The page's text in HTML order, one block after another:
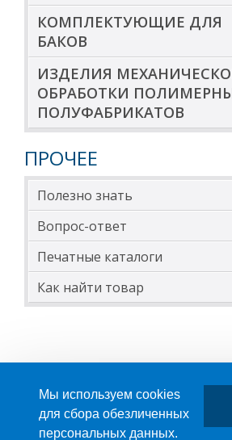
КОМПЛЕКТУЮЩИЕ ДЛЯ
БАКОВ
ИЗДЕЛИЯ
ОБРАБОТКИ
ПОЛУФАБРИКАТОВ
ПРОЧЕЕ
Полезно знать
Вопрос-ответ
Печатные каталоги
Как найти товар
Мы используем cookies
для сбора обезличенных
персональных данных.